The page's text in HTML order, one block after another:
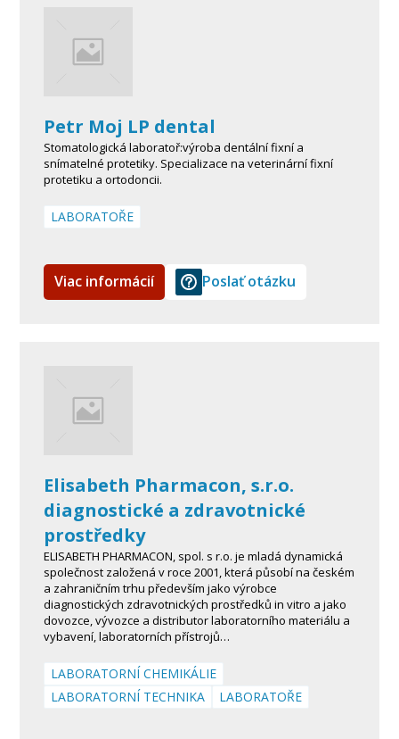
Petr Moj LP dental
Stomatologická laboratoř:výroba dentální fixní a
snímatelné protetiky. Specializace na veterinární fixní
protetiku a ortodoncii.
LABORATOŘE
Viac informácií Poslať otázku
Elisabeth Pharmacon, s.r.o.
diagnostické a zdravotnické
prostředky
ELISABETH PHARMACON, spol. s r.o. je mladá dynamická
společnost založená v roce 2001, která působí na českém
a zahraničním trhu především jako výrobce
diagnostických zdravotnických prostředků in vitro a jako
dovozce, vývozce a distributor laboratorního materiálu a
vybavení, laboratorních přístrojů…
LABORATORNÍ CHEMIKÁLIE
LABORATORNÍ TECHNIKA
LABORATOŘE